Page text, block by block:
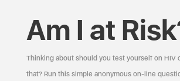
Am I at
Thinking about should you test yourself on HIV
that? Run this simple anonymous on-line